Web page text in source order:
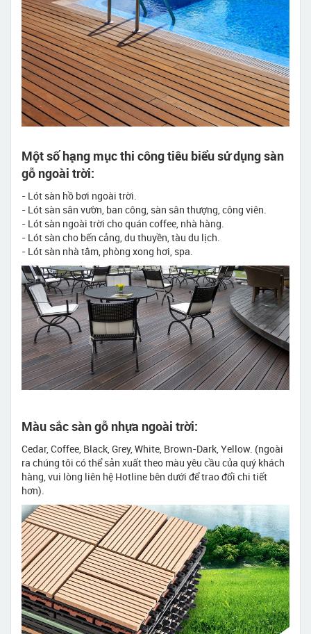
Một số hạng mục thi công tiêu biểu sử dụng sàn
gỗ ngoài trời:
- Lót sàn hồ bơi ngoài trời.
- Lót sàn sân vườn, ban công, sàn sân thượng, công viên.
- Lót sàn ngoài trời cho quán coffee, nhà hàng.
- Lót sàn cho bến cảng, du thuyền, tàu du lịch.
- Lót sàn nhà tắm, phòng xong hơi, spa.
Màu sắc sàn gỗ nhựa ngoài trời:
Cedar, Coffee, Black, Grey, White, Brown-Dark, Yellow. (ngoài
ra chúng tôi có thể sản xuất theo màu yêu cầu của quý khách
hàng, vui lòng liên hệ Hotline bên dưới để trao đổi chi tiết
hơn).